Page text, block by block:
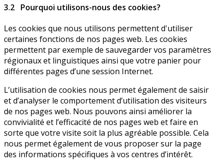
3.2 Pourquoi utilisons-nous des cookies?
Les cookies que nous utilisons permettent d'utiliser
certaines fonctions de nos pages web. Les cookies
permettent par exemple de sauvegarder vos paramètres
régionaux et linguistiques ainsi que votre panier pour
différentes pages d’une session Internet.
L’utilisation de cookies nous permet également de saisir
et d’analyser le comportement d’utilisation des visiteurs
de nos pages web. Nous pouvons ainsi améliorer la
convivialité et l’efficacité de nos pages web et faire en
sorte que votre visite soit la plus agréable possible. Cela
nous permet également de vous proposer sur la page
des informations spécifiques à vos centres d’intérêt.